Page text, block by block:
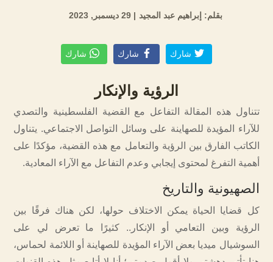
بقلم: إبراهيم عبد المجيد | 29 ديسمبر, 2023
شارك شارك شارك
الرؤية والإنكار
تتناول هذه المقالة التفاعل مع القضية الفلسطينية والتصدي
للآراء المؤيدة للصهاينة على وسائل التواصل الاجتماعي. يتناول
الكاتب الفارق بين الرؤية والتعامل مع هذه القضية، مؤكدًا على
أهمية التفرغ لمحتوى إيجابي وعدم التفاعل مع الآراء المعادية.
الصهيونية والتاريخ
كل قضايا الحياة يمكن الاختلاف حولها، لكن هناك فرقًا بين
الرؤية وبين التعامي أو الإنكار.. كثيرًا ما تعرض لي على
السوشيال ميديا بعض الآراء المؤيدة للصهاينة أو اللائمة لحماس،